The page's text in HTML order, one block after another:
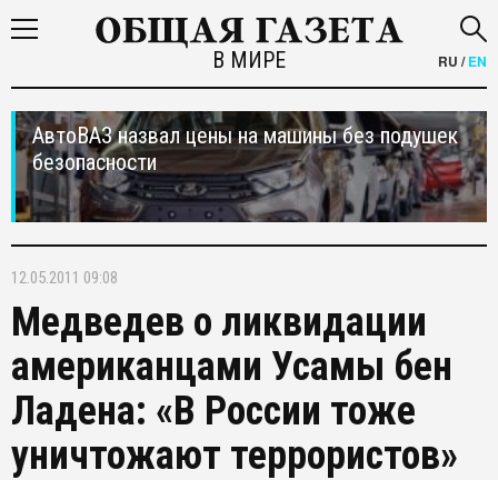
В МИРЕ RU /EN
АвтоВАЗ назвал цены на машины без подушек
безопасности
12.05.2011 09:08
Медведев о ликвидации
американцами Усамы бен
Ладена: «В России тоже
уничтожают террористов»